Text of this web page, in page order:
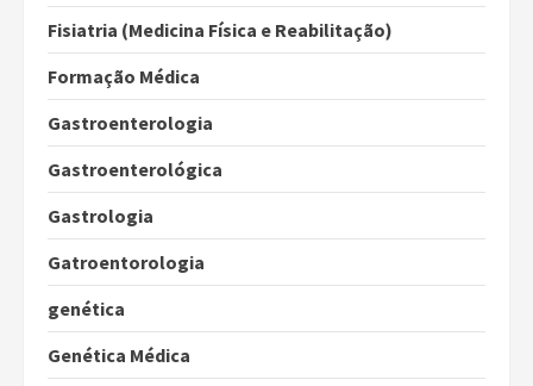
Fisiatria (Medicina Física e Reabilitação)
Formação Médica
Gastroenterologia
Gastroenterológica
Gastrologia
Gatroentorologia
genética
Genética Médica